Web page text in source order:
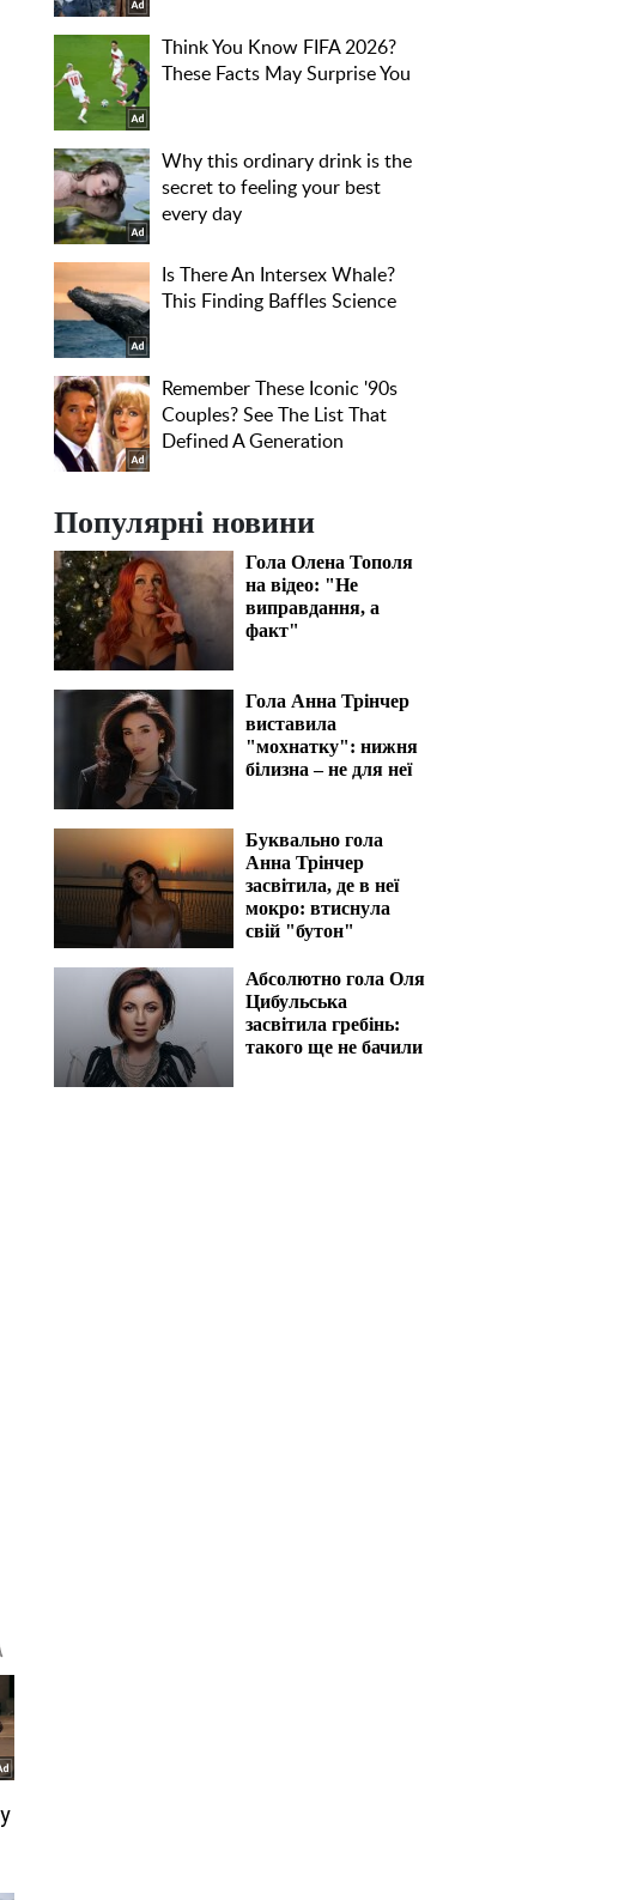
Популярні новини
Гола Олена Тополя
на відео: "Не
виправдання, а
факт"
Гола Анна Трінчер
виставила
"мохнатку": нижня
білизна – не для неї
Буквально гола
Анна Трінчер
засвітила, де в неї
мокро: втиснула
свій "бутон"
Абсолютно гола Оля
Цибульська
засвітила гребінь:
такого ще не бачили